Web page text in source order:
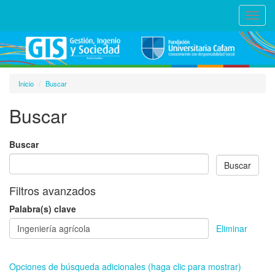
Inicio Buscar
Buscar
Buscar
Filtros avanzados
Palabra(s) clave
Eliminar
Opciones de búsqueda adicionales (haga clic para mostrar)